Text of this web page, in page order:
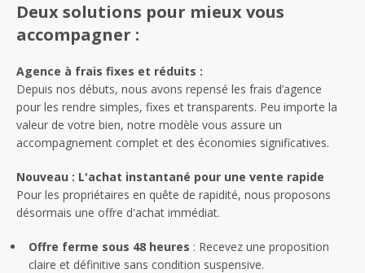
Deux solutions pour mieux vous
accompagner :
Agence à frais fixes et réduits :
Depuis nos débuts, nous avons repensé les frais d’agence
pour les rendre simples, fixes et transparents. Peu importe la
valeur de votre bien, notre modèle vous assure un
accompagnement complet et des économies significatives.
Nouveau : L'achat instantané pour une vente rapide
Pour les propriétaires en quête de rapidité, nous proposons
désormais une offre d'achat immédiat.
Offre ferme sous 48 heures : Recevez une proposition
claire et définitive sans condition suspensive.